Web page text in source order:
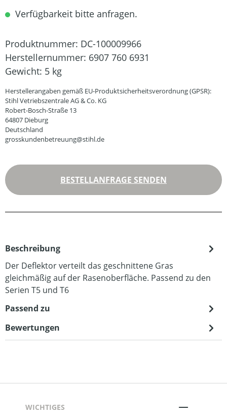
Verfügbarkeit bitte anfragen.
Produktnummer: DC-100009966
Herstellernummer: 6907 760 6931
Gewicht: 5 kg
Herstellerangaben gemäß EU-Produktsicherheitsverordnung (GPSR):
Stihl Vetriebszentrale AG & Co. KG
Robert-Bosch-Straße 13
64807 Dieburg
Deutschland
grosskundenbetreuung@stihl.de
BESTELLANFRAGE SENDEN
Beschreibung
Der Deflektor verteilt das geschnittene Gras
gleichmäßig auf der Rasenoberfläche. Passend zu den
Serien T5 und T6
Passend zu
Bewertungen
WICHTIGES